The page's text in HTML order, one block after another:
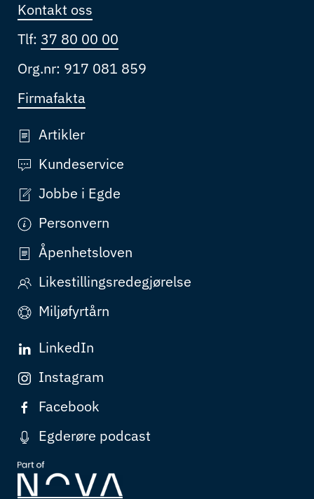
Kontakt oss
Tlf: 37 80 00 00
Org.nr: 917 081 859
Firmafakta
Artikler
Kundeservice
Jobbe i Egde
Personvern
Åpenhetsloven
Likestillingsredegjørelse
Miljøfyrtårn
LinkedIn
Instagram
Facebook
Egderøre podcast